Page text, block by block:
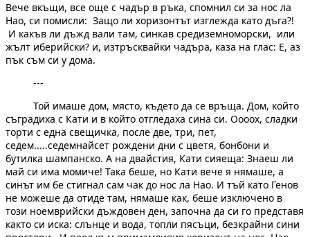
Вече вкъщи, все още с чадър в ръка, спомнил си за нос ла
Нао, си помисли: Защо ли хоризонтът изглежда като дъга?!
И какъв ли дъжд вали там, синкав средиземноморски, или
жълт иберийски? и, изтръсквайки чадъра, каза на глас: Е, аз
пък съм си у дома.
---
Той имаше дом, място, където да се връща. Дом, който
съградиха с Кати и в който отгледаха сина си. Оооох, сладки
торти с една свещичка, после две, три, пет,
седем.....седемнайсет рождени дни с цветя, бонбони и
бутилка шампанско. А на двайстия, Кати сияеща: Знаеш ли
май си има момиче! Така беше, но Кати вече я нямаше, а
синът им бе стигнал сам чак до нос ла Нао. И тъй като Генов
не можеше да отиде там, нямаше как, беше изключено в
този ноемврийски дъждовен ден, започна да си го представя
както си иска: слънце и вода, топли пясъци, безкрайни сини